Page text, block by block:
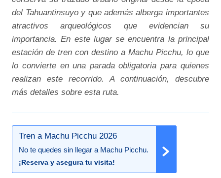
del Tahuantinsuyo y que además alberga importantes
atractivos arqueológicos que evidencian su
importancia. En este lugar se encuentra la principal
estación de tren con destino a Machu Picchu, lo que
lo convierte en una parada obligatoria para quienes
realizan este recorrido. A continuación, descubre
más detalles sobre esta ruta.
Tren a Machu Picchu 2026
No te quedes sin llegar a Machu Picchu.
¡Reserva y asegura tu visita!